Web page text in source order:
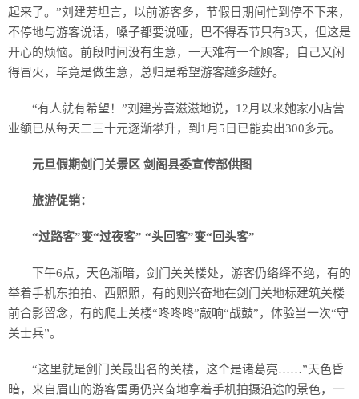
起来了。”刘建芳坦言，以前游客多，节假日期间忙到停不下来，
不停地与游客说话，嗓子都要说哑，巴不得春节只有3天，但这是
开心的烦恼。前段时间没有生意，一天难有一个顾客，自己又闲
得冒火，毕竟是做生意，总归是希望游客越多越好。
“有人就有希望！”刘建芳喜滋滋地说，12月以来她家小店营
业额已从每天二三十元逐渐攀升，到1月5日已能卖出300多元。
元旦假期剑门关景区 剑阁县委宣传部供图
旅游促销：
“过路客”变“过夜客” “头回客”变“回头客”
下午6点，天色渐暗，剑门关关楼处，游客仍络绎不绝，有的
举着手机东拍拍、西照照，有的则兴奋地在剑门关地标建筑关楼
前合影留念，有的爬上关楼“咚咚咚”敲响“战鼓”，体验当一次“守
关士兵”。
“这里就是剑门关最出名的关楼，这个是诸葛亮……”天色昏
暗，来自眉山的游客雷勇仍兴奋地拿着手机拍摄沿途的景色，一